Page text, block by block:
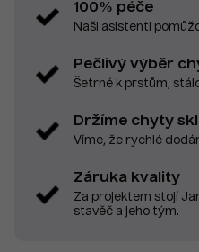
100% péče
Naši asistenti
Pečlivý výběr
Šetrné k prstům,
Držíme chyty
Víme, že rychlé
Záruka kvality
Za projektem stojí
stavěč a jeho tým.